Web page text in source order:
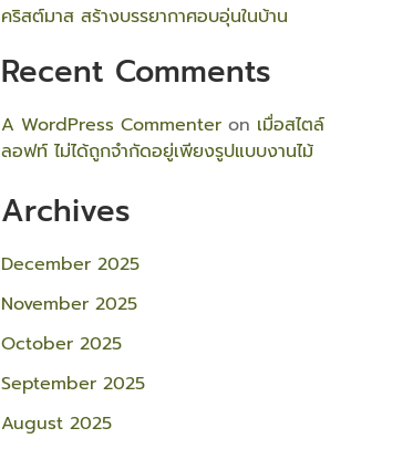
คริสต์มาส สร้างบรรยากาศอบอุ่นในบ้าน
Recent Comments
A WordPress Commenter on เมื่อสไตล์
ลอฟท์ ไม่ได้ถูกจำกัดอยู่เพียงรูปแบบงานไม้
Archives
December 2025
November 2025
October 2025
September 2025
August 2025